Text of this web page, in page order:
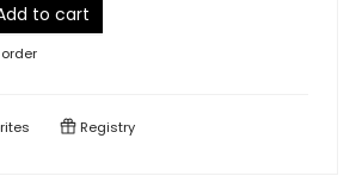
to cart
Registry